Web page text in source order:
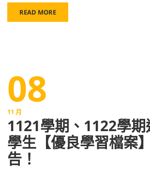
READ MORE
08
11 月
1121學期、1122學
學生【優良學習檔案
告！